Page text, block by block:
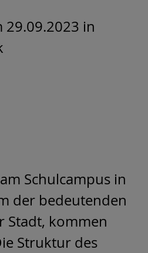
29.09.2023 in
Schulcampus in
der bedeutenden
Stadt, kommen
Struktur des